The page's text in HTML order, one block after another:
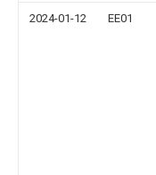
2024-01-12 EE01